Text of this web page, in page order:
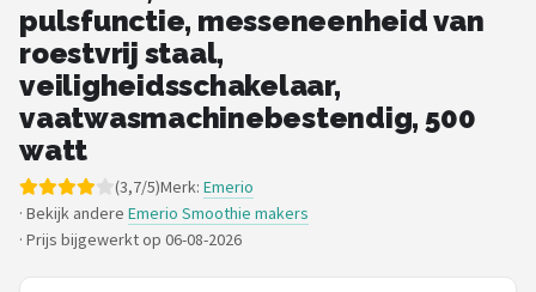
MasterChef
Restaurants
Keukenmachines
Staafmixers
Juicers
pulsfunctie, messeneenheid van
roestvrij staal,
veiligheidsschakelaar,
vaatwasmachinebestendig, 500
watt
(3,7/5)Merk: Emerio
· Bekijk andere Emerio Smoothie makers
· Prijs bijgewerkt op 06-08-2026